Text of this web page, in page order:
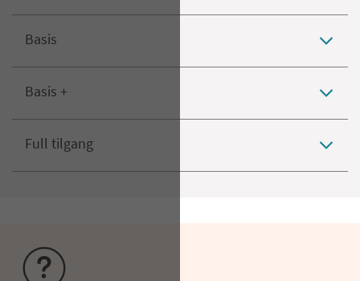
Basis
Basis +
Full tilgang